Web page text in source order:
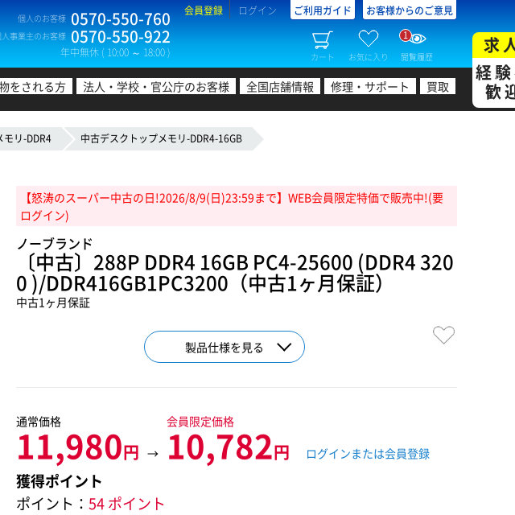
個人のお客様 0570-550-760
事業主のお客様 0570-550-922
年中無休 ( 10:00 ～ 18:00 )
会員登録 ログイン ご利用ガイド お客様からのご意見
カート お気に入り 閲覧履歴
1
をされる方 法人・学校・官公庁のお客様 全国店舗情報 修理・サポート 買取
求
経
歓
リ-DDR4 中古デスクトップメモリ-DDR4-16GB
【怒涛のスーパー中古の日!2026/8/9(日)23:59まで】WEB会員限定特価で販売中!(要
ログイン)
ノーブランド
〔中古〕288P DDR4 16GB PC4-25600 (DDR4 320
0 )/DDR416GB1PC3200（中古1ヶ月保証）
中古1ヶ月保証
製品仕様を見る
通常価格
11,980円 →
会員限定価格
10,782円 ログインまたは会員登録
獲得ポイント
ポイント： 54 ポイント